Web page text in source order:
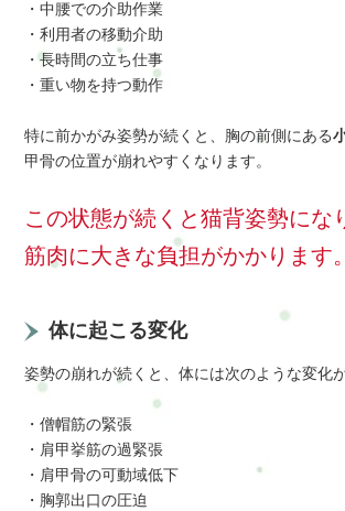
・中腰での介助作業
・利用者の移動介助
・長時間の立ち仕事
・重い物を持つ動作
特に前かがみ姿勢が続くと、胸の前側にある
甲骨の位置が崩れやすくなります。
この状態が続くと猫背姿勢にな
筋肉に大きな負担がかかります。
体に起こる変化
姿勢の崩れが続くと、体には次のような変化
・僧帽筋の緊張
・肩甲挙筋の過緊張
・肩甲骨の可動域低下
・胸郭出口の圧迫